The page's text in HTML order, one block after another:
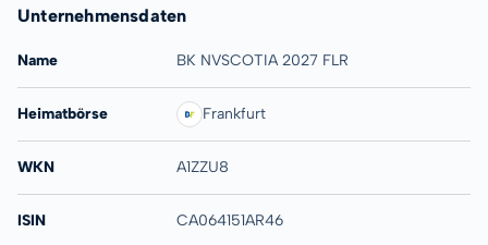
Unternehmensdaten
Name BK NVSCOTIA 2027 FLR
Heimatbörse Frankfurt
WKN A1ZZU8
ISIN CA064151AR46